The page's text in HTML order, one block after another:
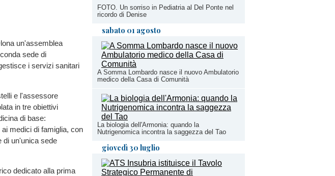
FOTO. Un sorriso in Pediatria al Del Ponte nel
ricordo di Denise
sabato 01 agosto
A Somma Lombardo nasce il nuovo Ambulatorio
medico della Casa di Comunità
La biologia dell'Armonia: quando la
Nutrigenomica incontra la saggezza del Tao
giovedì 30 luglio
un'assemblea
sede di
i servizi sanitari
e l'assessore
in tre obiettivi
di base:
medici di famiglia, con
di un'unica sede
dedicato alla prima